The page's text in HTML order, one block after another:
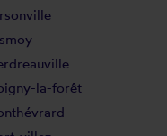
la-forêt